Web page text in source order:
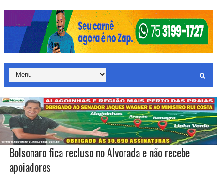
Bolsonaro fica recluso no Alvorada e não recebe
apoiadores